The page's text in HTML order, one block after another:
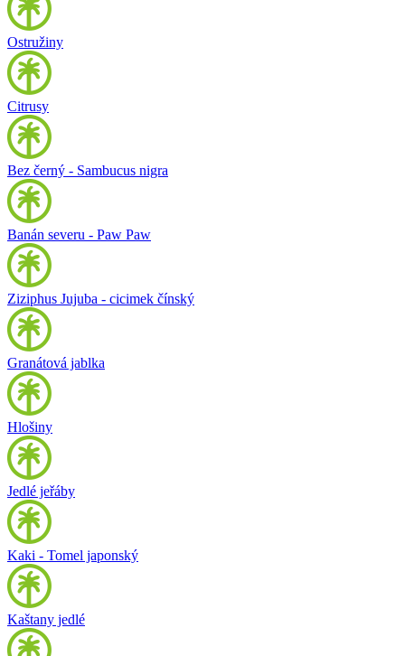
Ostružiny
Citrusy
Bez černý - Sambucus nigra
Banán severu - Paw Paw
Ziziphus Jujuba - cicimek čínský
Granátová jablka
Hlošiny
Jedlé jeřáby
Kaki - Tomel japonský
Kaštany jedlé